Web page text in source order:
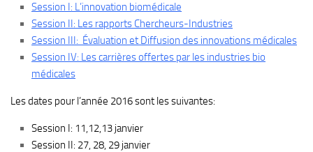
Session I: L’innovation biomédicale
Session II: Les rapports Chercheurs-Industries
Session III: Évaluation et Diffusion des innovations médicales
Session IV: Les carrières offertes par les industries bio
médicales
Les dates pour l’année 2016 sont les suivantes:
Session I: 11,12,13 janvier
Session II: 27, 28, 29 janvier